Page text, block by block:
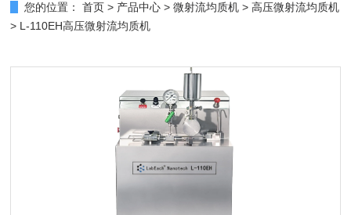
您的位置： 首页 > 产品中心 >微射流均质机 >高压微射流均质机
> L-110EH高压微射流均质机